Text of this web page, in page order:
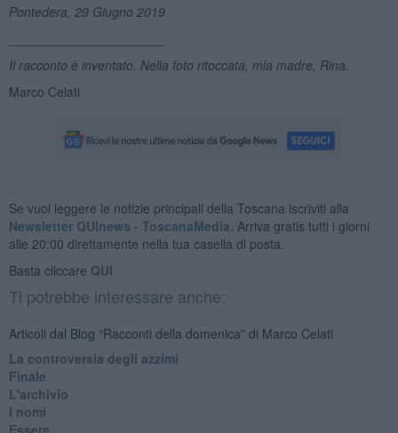
Pontedera, 29 Giugno 2019
Il racconto è inventato. Nella foto ritoccata, mia madre, Rina.
Marco Celati
Se vuoi leggere le notizie principali della Toscana iscriviti alla
Newsletter QUInews - ToscanaMedia. Arriva gratis tutti i giorni
alle 20:00 direttamente nella tua casella di posta.
Basta cliccare QUI
Ti potrebbe interessare anche:
Articoli dal Blog “Racconti della domenica” di Marco Celati
La controversia degli azzimi
Finale
L'archivio
I nomi
Essere